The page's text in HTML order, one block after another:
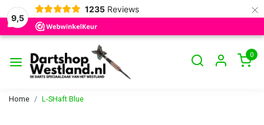
9,5
1235 Reviews ×
0
Home L-SHaft Blue